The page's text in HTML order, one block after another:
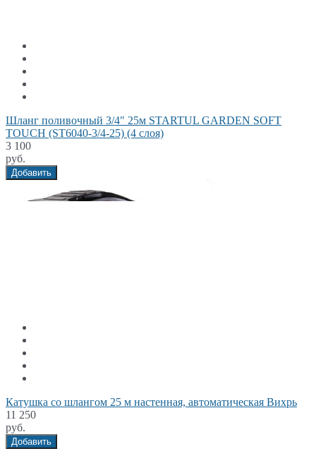
Шланг поливочный 3/4" 25м STARTUL GARDEN SOFT
TOUCH (ST6040-3/4-25) (4 слоя)
3 100
руб.
Добавить
Катушка со шлангом 25 м настенная, автоматическая Вихрь
11 250
руб.
Добавить